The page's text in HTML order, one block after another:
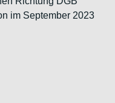
im September 2023